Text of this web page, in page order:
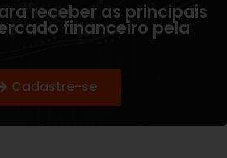
receber as principais
financeiro pela
Cadastre-se